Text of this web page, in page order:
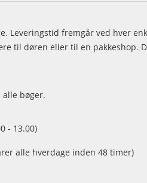
Leveringstid fremgår ved hver
til døren eller til en pakkeshop.
bøger.
- 13.00)
alle hverdage inden 48 timer)